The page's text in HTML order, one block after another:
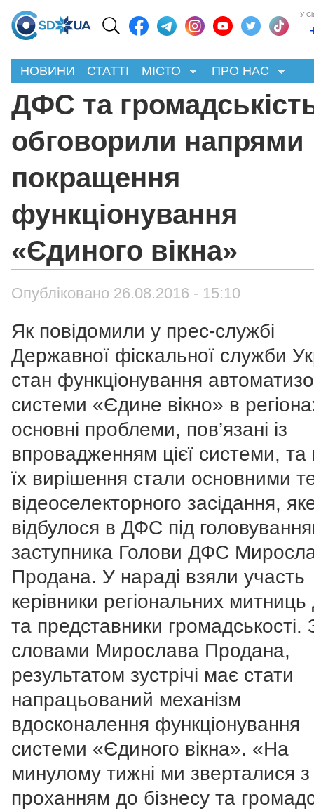
У
НОВИНИ СТАТТІ МІСТО ПРО НАС
ДФС та
обговорили напрями
покращення
функціонування
«Єдиного вікна»
Опубліковано 26.08.2016 - 15:10
Як повідомили у прес-службі
Державної фіскальної служби
стан функціонування
системи «Єдине вікно» в
основні проблеми, пов’язані із
впровадженням цієї системи,
їх вирішення стали основними
відеоселекторного засідання,
відбулося в ДФС під
заступника Голови ДФС
Продана. У нараді взяли участь
керівники регіональних
та представники громадськості.
словами Мирослава Продана,
результатом зустрічі має стати
напрацьований механізм
вдосконалення функціонування
системи «Єдиного вікна». «На
минулому тижні ми зверталися з
проханням до бізнесу та